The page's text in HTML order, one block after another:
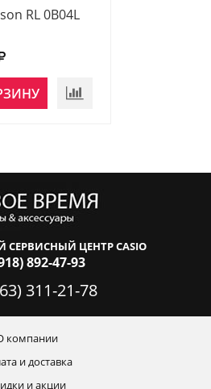
RL 0B04L
ЦЕНТР CASIO
892-47-93
311-21-78
компании
и доставка
и акции